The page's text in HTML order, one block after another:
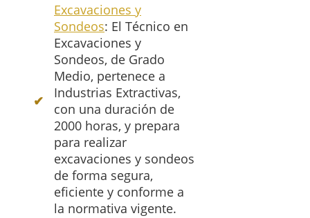
Excavaciones y
Sondeos: El Técnico en
Excavaciones y
Sondeos, de Grado
Medio, pertenece a
Industrias Extractivas,
con una duración de
2000 horas, y prepara
para realizar
excavaciones y sondeos
de forma segura,
eficiente y conforme a
la normativa vigente.